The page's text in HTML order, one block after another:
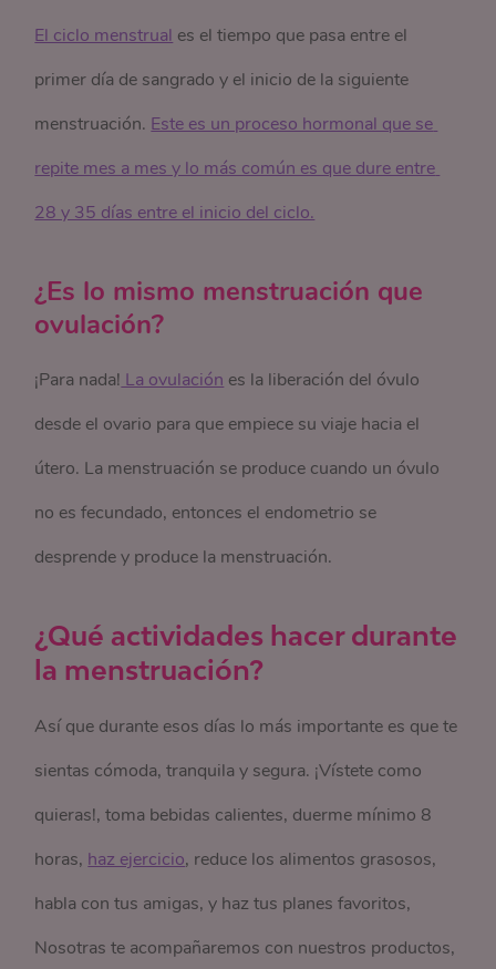
El ciclo menstrual es el tiempo que pasa entre el
primer día de sangrado y el inicio de la siguiente
menstruación. Este es un proceso hormonal que se
repite mes a mes y lo más común es que dure entre
28 y 35 días entre el inicio del ciclo.
¿Es lo mismo menstruación que
ovulación?
¡Para nada! La ovulación es la liberación del óvulo
desde el ovario para que empiece su viaje hacia el
útero. La menstruación se produce cuando un óvulo
no es fecundado, entonces el endometrio se
desprende y produce la menstruación.
¿Qué actividades hacer durante
la menstruación?
Así que durante esos días lo más importante es que te
sientas cómoda, tranquila y segura. ¡Vístete como
quieras!, toma bebidas calientes, duerme mínimo 8
horas, haz ejercicio, reduce los alimentos grasosos,
habla con tus amigas, y haz tus planes favoritos,
Nosotras te acompañaremos con nuestros productos,